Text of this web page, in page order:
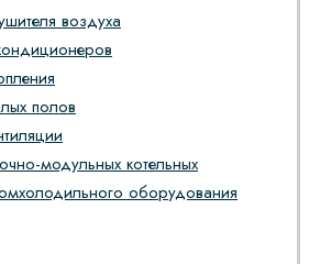
воздуха
полов
модульных котельных
оборудования